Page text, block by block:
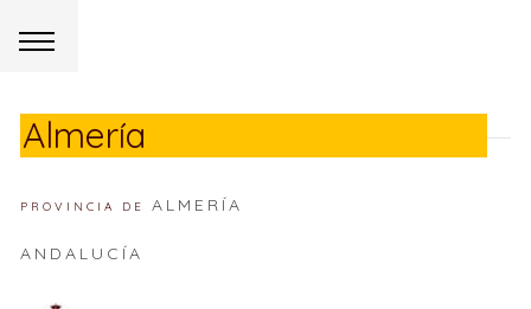
Almería
PROVINCIA DE ALMERÍA
ANDALUCÍA